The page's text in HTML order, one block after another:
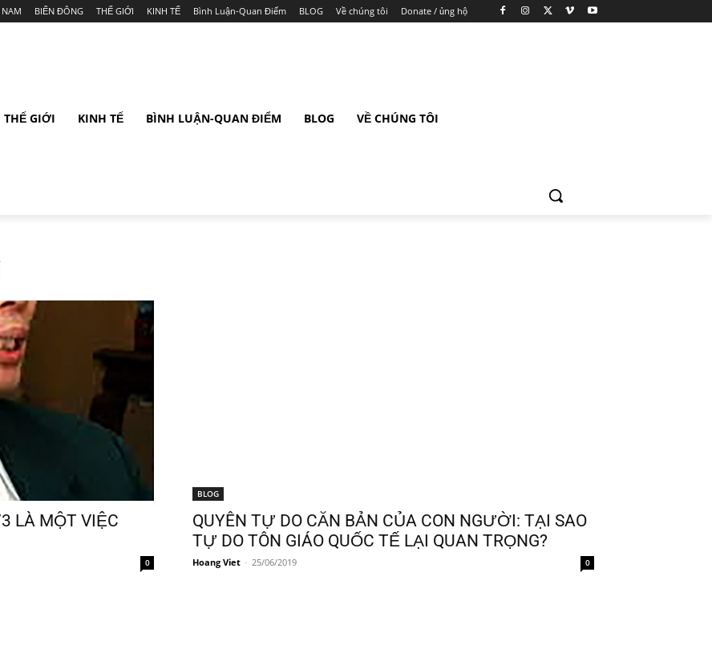
BIỂN ĐÔNG THẾ GIỚI KINH TẾ Bình Luận-Quan Điểm BLOG Về chúng tôi Donate / ủng hộ
THẾ GIỚI KINH TẾ BÌNH LUẬN-QUAN ĐIỂM BLOG VỀ CHÚNG TÔI
LÀ MỘT VIỆC
0
BLOG
QUYÊN TỰ DO CĂN BẢN CỦA CON NGƯỜI: TẠI SAO
TỰ DO TÔN GIÁO QUỐC TẾ LẠI QUAN TRỌNG?
Hoang Viet - 25/06/2019 0